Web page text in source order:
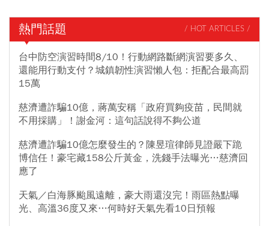
熱門話題 / HOT ARTICLES /
台中防空演習時間8/10！行動網路斷網演習要多久、
還能用行動支付？城鎮韌性演習懶人包：拒配合最高罰
15萬
慈濟遭詐騙10億，蔣萬安稱「政府買夠疫苗，民間就
不用採購」！謝金河：這句話說得不夠公道
慈濟遭詐騙10億怎麼發生的？陳昱瑄律師見證嚴下跪
博信任！豪宅藏158公斤黃金，洗錢手法曝光…慈濟回
應了
天氣／白海豚颱風遠離，豪大雨還沒完！雨區熱點曝
光、高溫36度又來…何時好天氣先看10日預報